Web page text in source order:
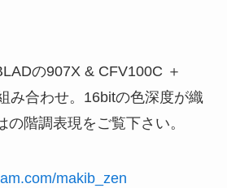
の907X & CFV100C ＋
み合わせ。16bitの色深度が織
の階調表現をご覧下さい。
makib_zen